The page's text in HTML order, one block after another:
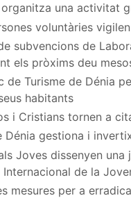
una activitat
voluntàries
subvencions de
els pròxims deu
de Turisme de Dénia
habitants
i Cristians tornen a
Dénia gestiona i
Joves dissenyen
de la
mesures per a